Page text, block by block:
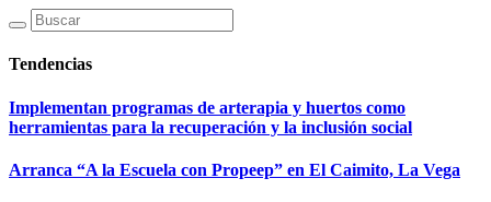
Tendencias
Implementan programas de arterapia y huertos como
herramientas para la recuperación y la inclusión social
Arranca “A la Escuela con Propeep” en El Caimito, La Vega